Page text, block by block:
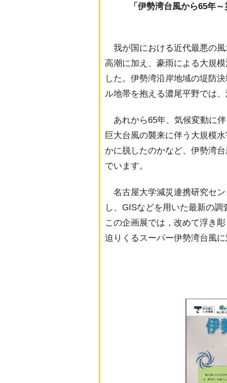
「伊勢湾台風から65年
我が国における近代最悪の風
高潮に加え、豪雨による大規
した。伊勢湾沿岸地域の堤防
ル地帯を抱える濃尾平野では
あれから65年、気候変動に
巨大台風の襲来に伴う大規模
かに脱したのかなど、伊勢湾
でいます。
名古屋大学減災連携研究セ
し、GISなどを用いた最新の
この企画展では，改めて浮き
迫りくるスーパー伊勢湾台風